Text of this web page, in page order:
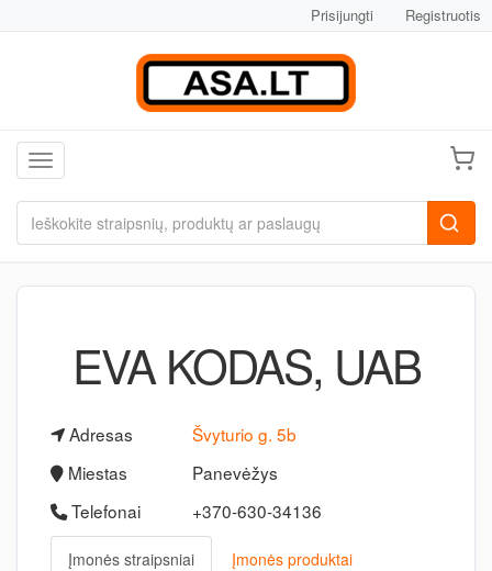
Prisijungti Registruotis
Toggle navigation
EVA KODAS, UAB
Adresas
Švyturio g. 5b
Miestas
Panevėžys
Telefonai
+370-630-34136
Įmonės straipsniai Įmonės produktai